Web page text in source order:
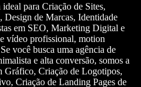
para Criação de Sites,
de Marcas, Identidade
em SEO, Marketing Digital e
vídeo profissional, motion
você busca uma agência de
e alta conversão, somos a
Gráfico, Criação de Logotipos,
Criação de Landing Pages de